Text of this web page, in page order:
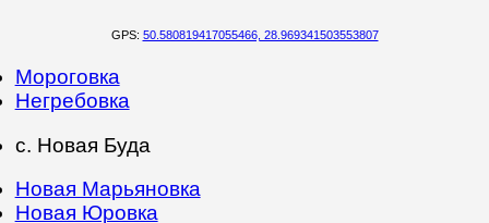
GPS: 50.580819417055466, 28.969341503553807
Мороговка
Негребовка
с. Новая Буда
Новая Марьяновка
Новая Юровка